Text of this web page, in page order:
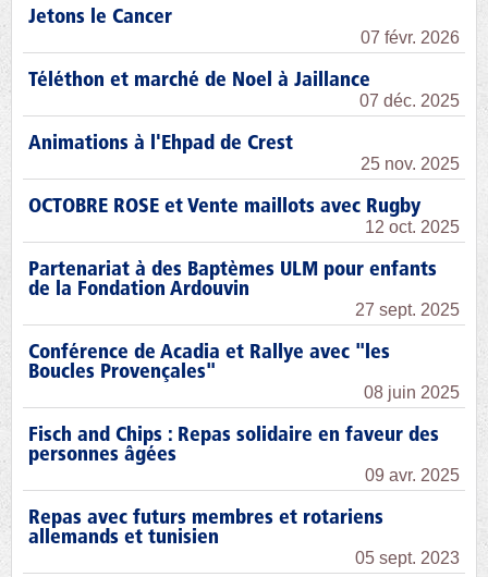
Jetons le Cancer
07 févr. 2026
Téléthon et marché de Noel à Jaillance
07 déc. 2025
Animations à l'Ehpad de Crest
25 nov. 2025
OCTOBRE ROSE et Vente maillots avec Rugby
12 oct. 2025
Partenariat à des Baptèmes ULM pour enfants
de la Fondation Ardouvin
27 sept. 2025
Conférence de Acadia et Rallye avec "les
Boucles Provençales"
08 juin 2025
Fisch and Chips : Repas solidaire en faveur des
personnes âgées
09 avr. 2025
Repas avec futurs membres et rotariens
allemands et tunisien
05 sept. 2023